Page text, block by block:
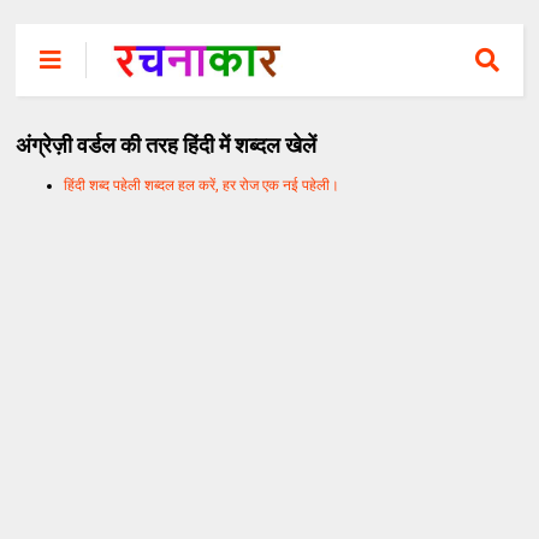
अंग्रेज़ी वर्डल की तरह हिंदी में शब्दल खेलें
हिंदी शब्द पहेली शब्दल हल करें, हर रोज एक नई पहेली।